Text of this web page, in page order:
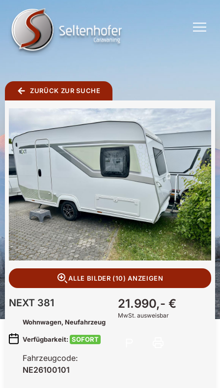
TOGGLE
MENU
ZURÜCK ZUR SUCHE
ALLE BILDER (10) ANZEIGEN
NEXT 381
Wohnwagen, Neufahrzeug
Verfügbarkeit: SOFORT
Fahrzeugcode:
NE26100101
21.990,- €
MwSt. ausweisbar